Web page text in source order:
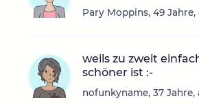
Pary Moppins, 49 Jahre,
weils zu zweit
schöner ist :-
nofunkyname, 37 Jahre,